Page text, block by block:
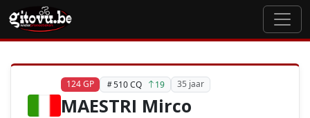
124 GP 510 CQ 19 35 jaar
MAESTRI Mirco